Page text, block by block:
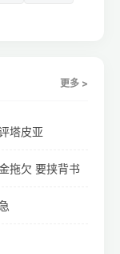
更多 >
塔皮亚
拖欠 要挟背书